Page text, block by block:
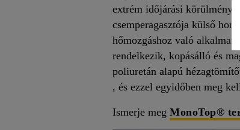
extrém időjárási
csemperagasztója külső
hőmozgáshoz való
rendelkezik, kopásálló és
poliuretán alapú
, és ezzel egyidőben meg
Ismerje meg MonoTop®